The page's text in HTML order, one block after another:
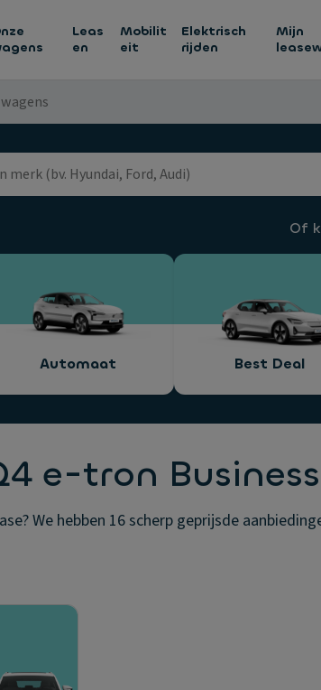
Leas
en
Mobilit
eit
Elektrisch
rijden
Mijn
Of
Automaat Best Deal
e-tron
We hebben 16 scherp geprijsde